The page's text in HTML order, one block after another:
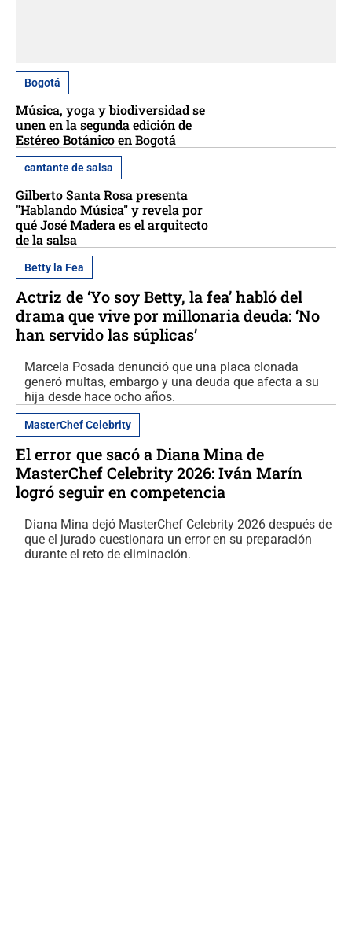
Bogotá
Música, yoga y biodiversidad se
unen en la segunda edición de
Estéreo Botánico en Bogotá
cantante de salsa
Gilberto Santa Rosa presenta
"Hablando Música" y revela por
qué José Madera es el arquitecto
de la salsa
Betty la Fea
Actriz de ‘Yo soy Betty, la fea’ habló del
drama que vive por millonaria deuda: ‘No
han servido las súplicas’
Marcela Posada denunció que una placa clonada
generó multas, embargo y una deuda que afecta a su
hija desde hace ocho años.
MasterChef Celebrity
El error que sacó a Diana Mina de
MasterChef Celebrity 2026: Iván Marín
logró seguir en competencia
Diana Mina dejó MasterChef Celebrity 2026 después de
que el jurado cuestionara un error en su preparación
durante el reto de eliminación.